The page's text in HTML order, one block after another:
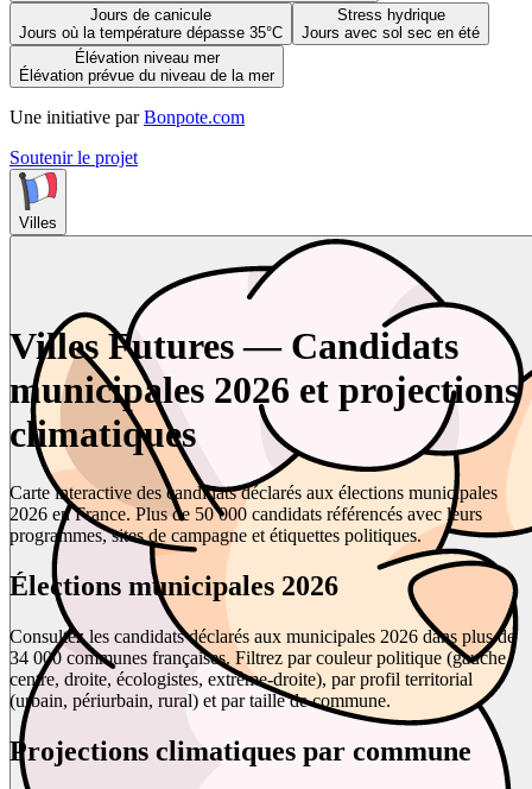
Jours de canicule
Jours où la température dépasse 35°C
Stress hydrique
Jours avec sol sec en été
Élévation niveau mer
Élévation prévue du niveau de la mer
Une initiative par Bonpote.com
Soutenir le projet
Villes
Villes Futures — Candidats
municipales 2026 et projections
climatiques
Carte interactive des candidats déclarés aux élections municipales
2026 en France. Plus de 50 000 candidats référencés avec leurs
programmes, sites de campagne et étiquettes politiques.
Élections municipales 2026
Consultez les candidats déclarés aux municipales 2026 dans plus de
34 000 communes françaises. Filtrez par couleur politique (gauche,
centre, droite, écologistes, extrême-droite), par profil territorial
(urbain, périurbain, rural) et par taille de commune.
Projections climatiques par commune